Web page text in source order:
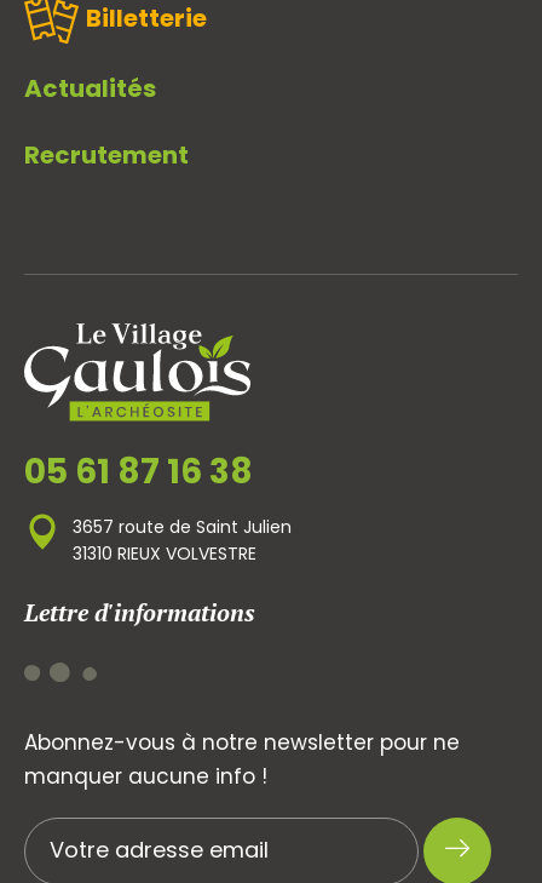
Billetterie
Actualités
Recrutement
05 61 87 16 38
3657 route de Saint Julien
31310 RIEUX VOLVESTRE
Lettre d'informations
Abonnez-vous à notre newsletter pour ne
manquer aucune info !